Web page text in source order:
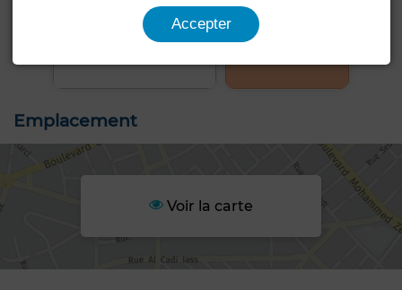
+4 PHOTOS
Emplacement
Voir la carte
Accepter